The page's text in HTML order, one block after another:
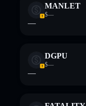
MANLET
$—
—
DGPU
$—
—